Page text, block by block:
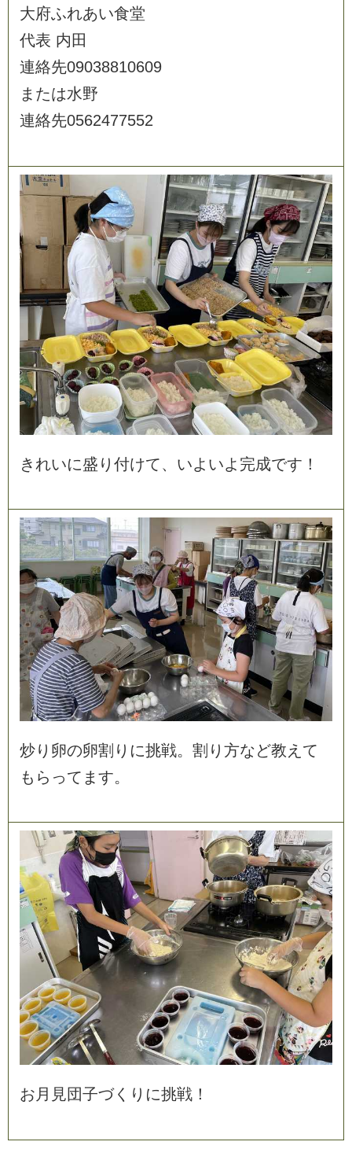
大府ふれあい食堂
代表 内 田
連絡先09038810609
ま たは水野
連絡先0562477552
き れいに盛 り 付けて、 いよ いよ 完成です ！
炒り 卵の卵割 り に挑戦。 割 り 方など教え て
も ら って ま す。
お 月 見団子づく り に挑戦 ！